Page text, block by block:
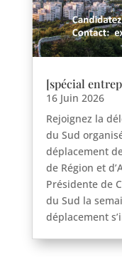
[spécial
16 Juin 2026
Rejoignez la
du Sud
déplacement
de Région et
Présidente de
du Sud la
déplacement